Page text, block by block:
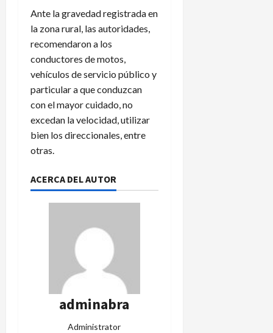
Ante la gravedad registrada en
la zona rural, las autoridades,
recomendaron a los
conductores de motos,
vehículos de servicio público y
particular a que conduzcan
con el mayor cuidado, no
excedan la velocidad, utilizar
bien los direccionales, entre
otras.
ACERCA DEL AUTOR
adminabra
Administrator